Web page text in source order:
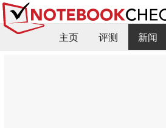
主页 评测
新闻